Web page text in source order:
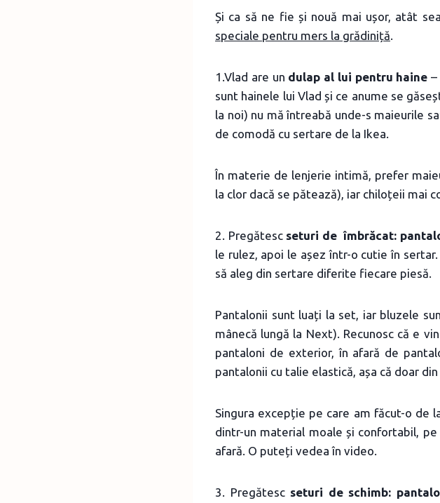
Și ca să ne fie și nouă mai ușor, atât
speciale pentru mers la grădiniță
1.Vlad are un dulap al lui pentru haine –
sunt hainele lui Vlad și ce anume se
la noi) nu mă întreabă unde-s maieurile
de comodă cu sertare de la Ikea.
În materie de lenjerie intimă, prefer
la clor dacă se pătează), iar chiloțeii mai
2. Pregătesc seturi de îmbrăcat:
le rulez, apoi le așez într-o cutie în
să aleg din sertare diferite fiecare piesă.
Pantalonii sunt luați la set, iar bluzele
mânecă lungă la Next). Recunosc că e
pantaloni de exterior, în afară de
pantalonii cu talie elastică, așa că doar
Singura excepție pe care am făcut-o de
dintr-un material moale și confortabil,
afară. O puteți vedea în video.
3. Pregătesc seturi de schimb: